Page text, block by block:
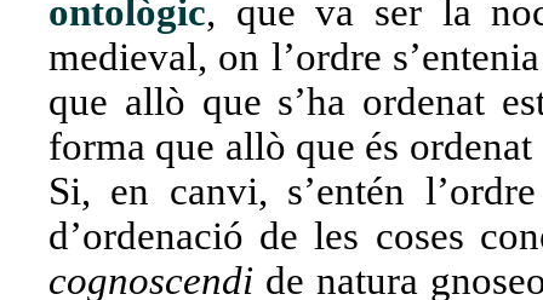
ontològic, que va ser la
medieval, on l’ordre
que allò que s’ha ordenat
forma que allò que és
Si, en canvi, s’entén
d’ordenació de les coses
cognoscendi de natura